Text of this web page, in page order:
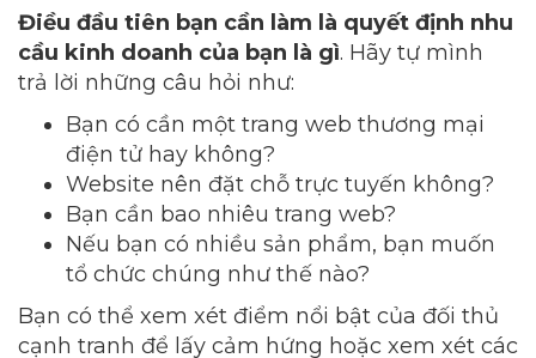
Điều đầu tiên bạn cần làm là quyết định nhu
cầu kinh doanh của bạn là gì. Hãy tự mình
trả lời những câu hỏi như:
Bạn có cần một trang web thương mại
điện tử hay không?
Website nên đặt chỗ trực tuyến không?
Bạn cần bao nhiêu trang web?
Nếu bạn có nhiều sản phẩm, bạn muốn
tổ chức chúng như thế nào?
Bạn có thể xem xét điểm nổi bật của đối thủ
cạnh tranh để lấy cảm hứng hoặc xem xét các